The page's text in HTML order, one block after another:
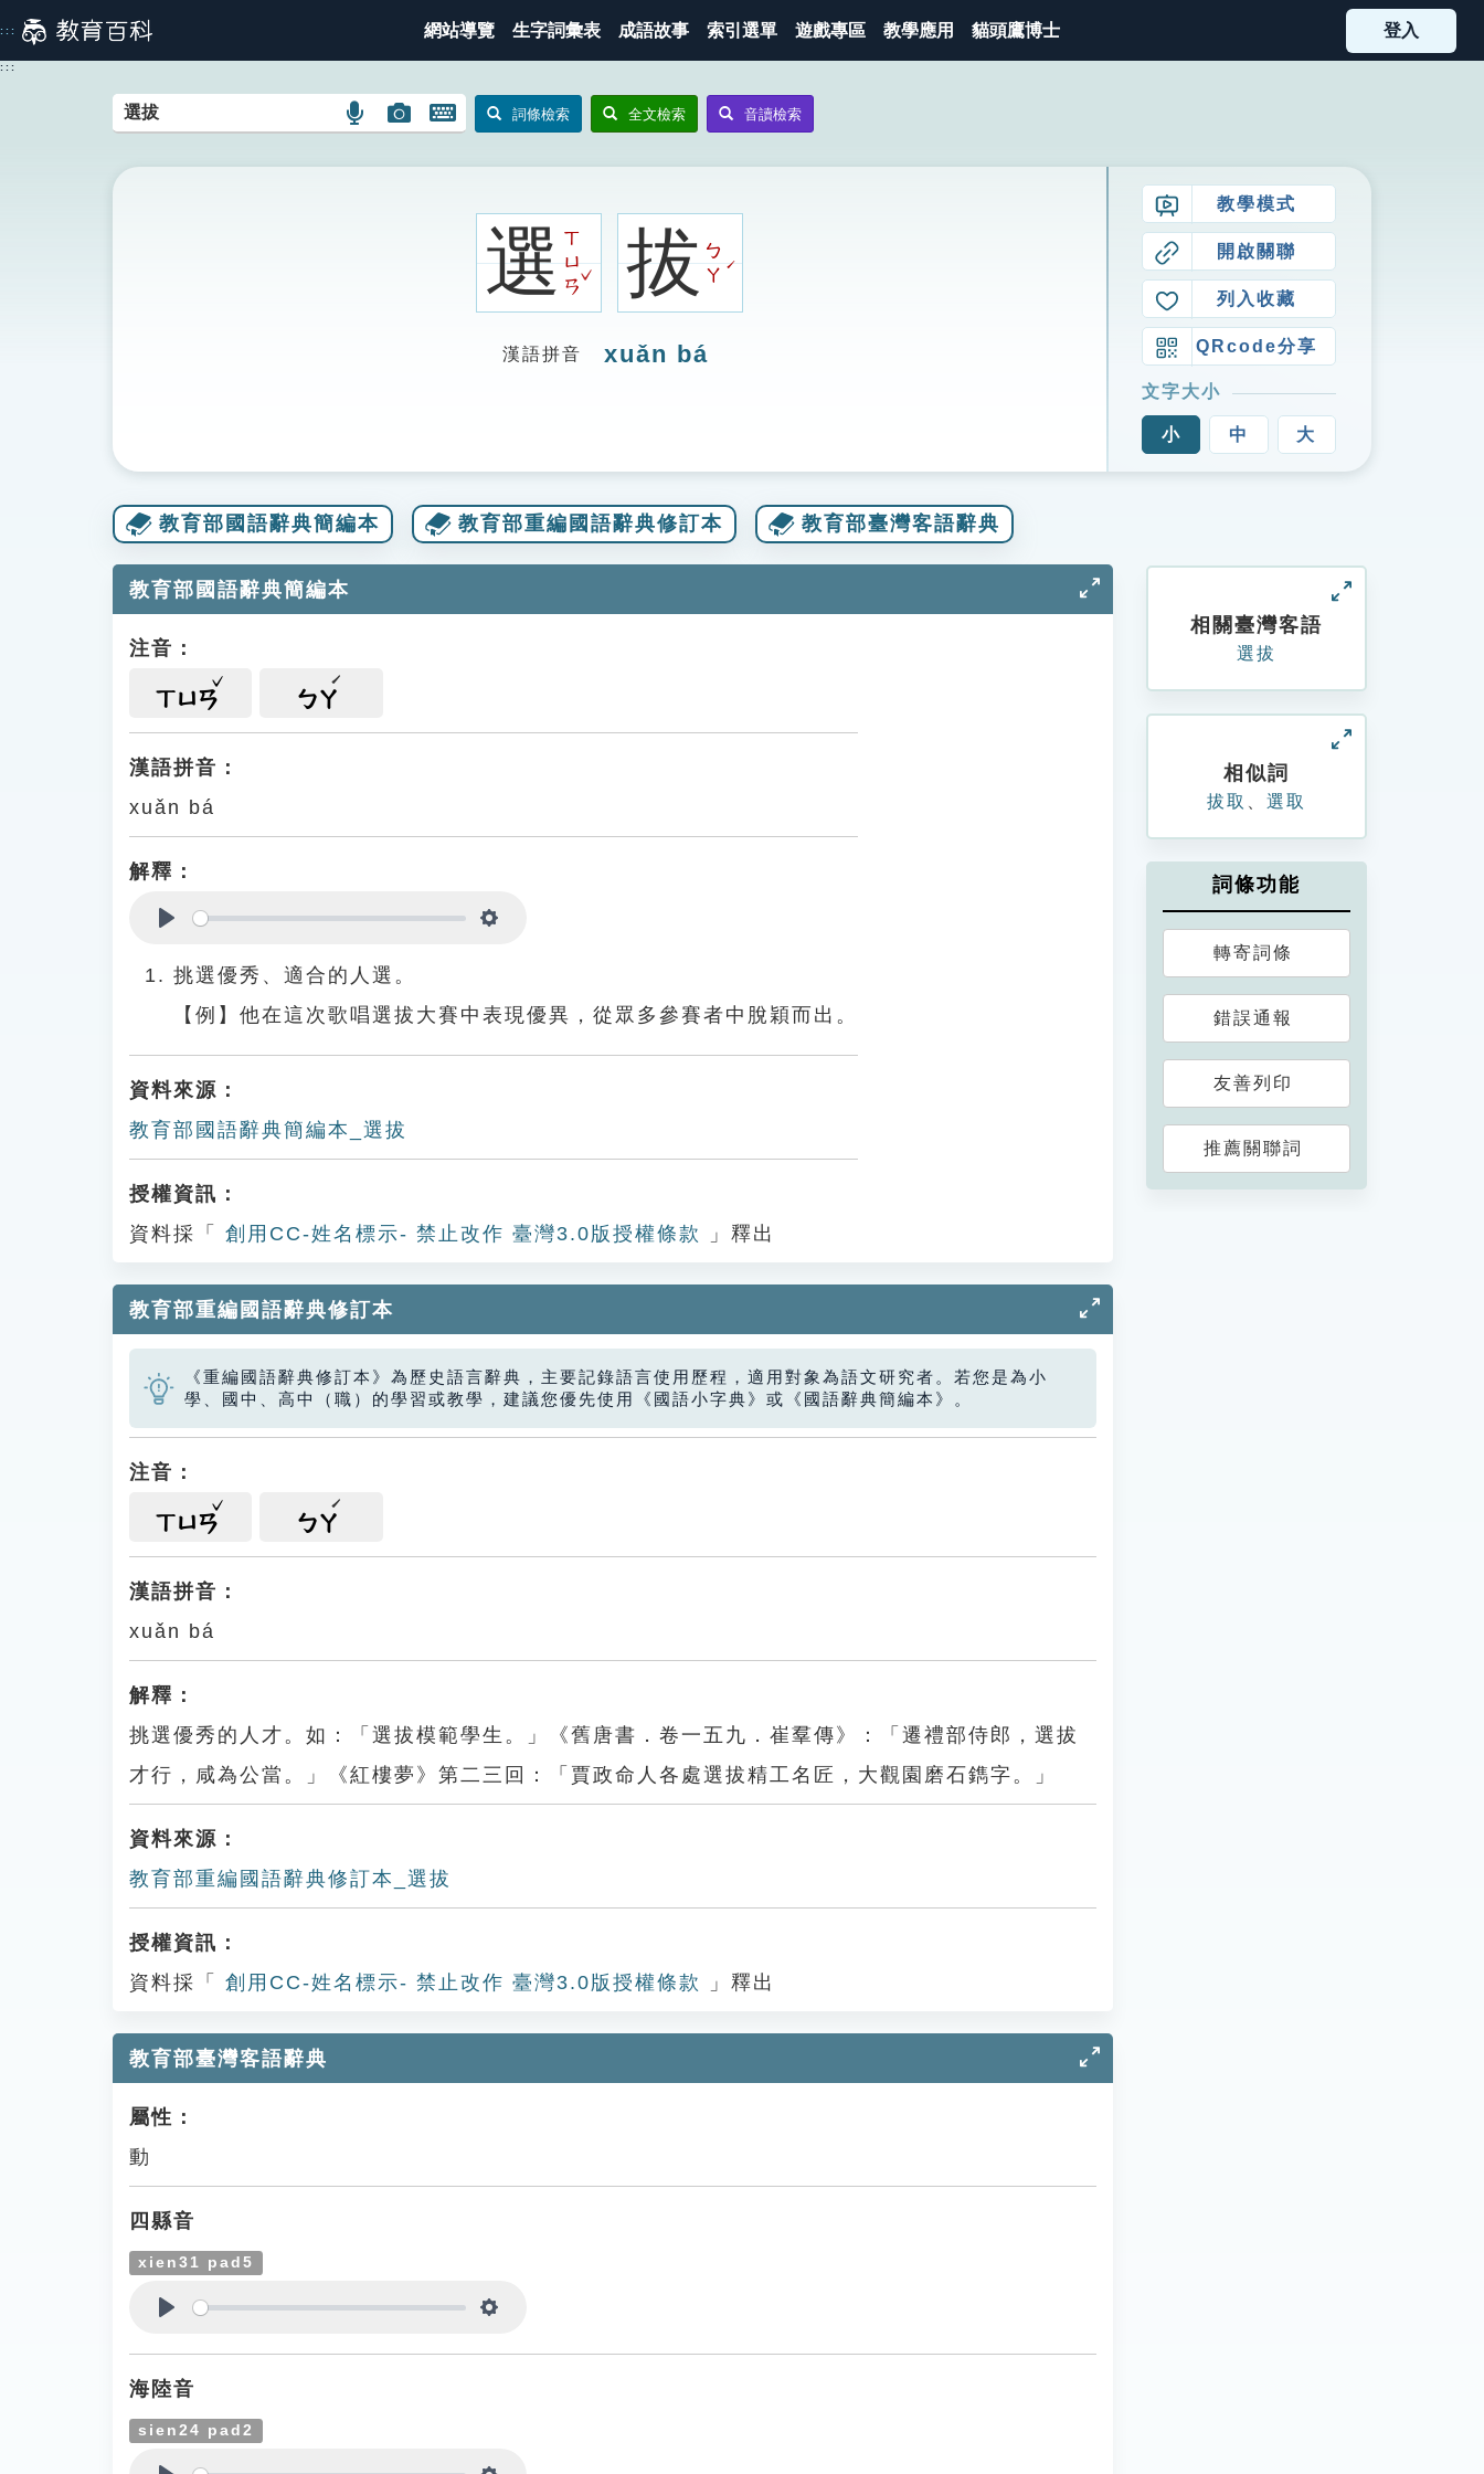
到
主
::: 網站導覽 生字詞彙表 成語故事 索引選單 遊戲專區 教學應用 貓頭鷹博士 登入
:::
語
搜
圖
搜
開
鍵
詞條檢索 全文檢索 音讀檢索
選ㄒ
ㄩ
ㄢ
ˇ 拔ㄅ
ㄚ
ˊ
漢語拼音 xuǎn bá
教學模式
開啟關聯
列入收藏
QRcode分享
文字大小
小 中 大
教育部國語辭典簡編本 教育部重編國語辭典修訂本 教育部臺灣客語辭典
教育部國語辭典簡編本
注音：
ㄒㄩㄢ ㄅㄚ
漢語拼音：
xuǎn bá
解釋：
挑選優秀、適合的人選。
【例】他在這次歌唱選拔大賽中表現優異，從眾多參賽者中脫穎而出。
資料來源：
教育部國語辭典簡編本_選拔
授權資訊：
資料採「
創用CC-姓名標示- 禁止改作 臺灣3.0版授權條款 」釋出
教育部重編國語辭典修訂本
《重編國語辭典修訂本》為歷史語言辭典，主要記錄語言使用歷程，適用對象為語文研究者。若您是為小
學、國中、高中（職）的學習或教學，建議您優先使用《國語小字典》或《國語辭典簡編本》。
注音：
ㄒㄩㄢ ㄅㄚ
漢語拼音：
xuǎn bá
解釋：
挑選優秀的人才。如：「選拔模範學生。」《舊唐書．卷一五九．崔羣傳》：「遷禮部侍郎，選拔
才行，咸為公當。」《紅樓夢》第二三回：「賈政命人各處選拔精工名匠，大觀園磨石鐫字。」
資料來源：
教育部重編國語辭典修訂本_選拔
授權資訊：
資料採「
創用CC-姓名標示- 禁止改作 臺灣3.0版授權條款 」釋出
教育部臺灣客語辭典
屬性：
動
四縣音
xien31 pad5
海陸音
sien24 pad2
相關臺灣客語
選拔
相似詞
拔取 選取
詞條功能
轉寄詞條
錯誤通報
友善列印
推薦關聯詞